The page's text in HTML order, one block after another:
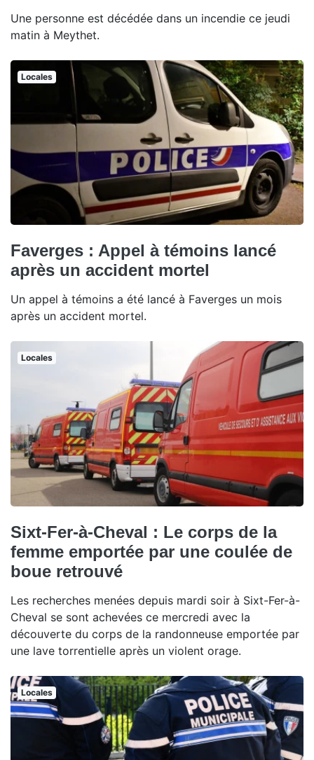
Une personne est décédée dans un incendie ce jeudi
matin à Meythet.
Locales
Faverges : Appel à témoins lancé
après un accident mortel
Un appel à témoins a été lancé à Faverges un mois
après un accident mortel.
Locales
Sixt-Fer-à-Cheval : Le corps de la
femme emportée par une coulée de
boue retrouvé
Les recherches menées depuis mardi soir à Sixt-Fer-à-
Cheval se sont achevées ce mercredi avec la
découverte du corps de la randonneuse emportée par
une lave torrentielle après un violent orage.
Locales